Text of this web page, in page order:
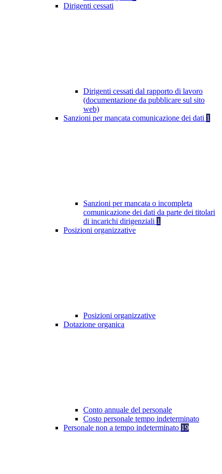
Dirigenti cessati
Dirigenti cessati dal rapporto di lavoro
(documentazione da pubblicare sul sito
web)
Sanzioni per mancata comunicazione dei dati 1
Sanzioni per mancata o incompleta
comunicazione dei dati da parte dei titolari
di incarichi dirigenziali 1
Posizioni organizzative
Posizioni organizzative
Dotazione organica
Conto annuale del personale
Costo personale tempo indeterminato
Personale non a tempo indeterminato 19